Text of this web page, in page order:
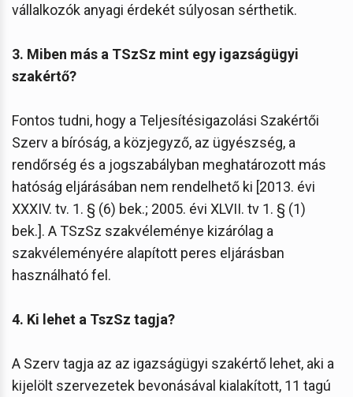
vállalkozók anyagi érdekét súlyosan sérthetik.
3. Miben más a TSzSz mint egy igazságügyi
szakértő?
Fontos tudni, hogy a Teljesítésigazolási Szakértői
Szerv a bíróság, a közjegyző, az ügyészség, a
rendőrség és a jogszabályban meghatározott más
hatóság eljárásában nem rendelhető ki [2013. évi
XXXIV. tv. 1. § (6) bek.; 2005. évi XLVII. tv 1. § (1)
bek.]. A TSzSz szakvéleménye kizárólag a
szakvéleményére alapított peres eljárásban
használható fel.
4. Ki lehet a TszSz tagja?
A Szerv tagja az az igazságügyi szakértő lehet, aki a
kijelölt szervezetek bevonásával kialakított, 11 tagú